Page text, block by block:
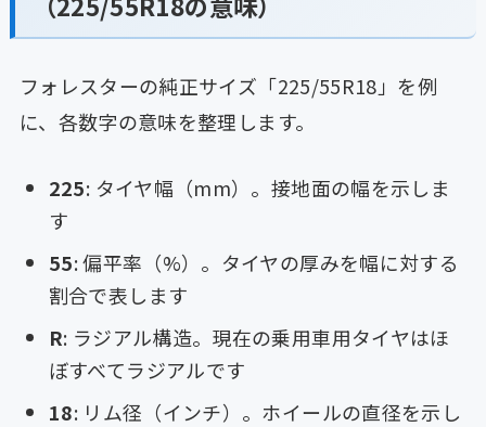
フォレスターの純正サイズ「225/55R18」を例
に、各数字の意味を整理します。
225: タイヤ幅（mm）。接地面の幅を示しま
す
55: 偏平率（%）。タイヤの厚みを幅に対する
割合で表します
R: ラジアル構造。現在の乗用車用タイヤはほ
ぼすべてラジアルです
18: リム径（インチ）。ホイールの直径を示し